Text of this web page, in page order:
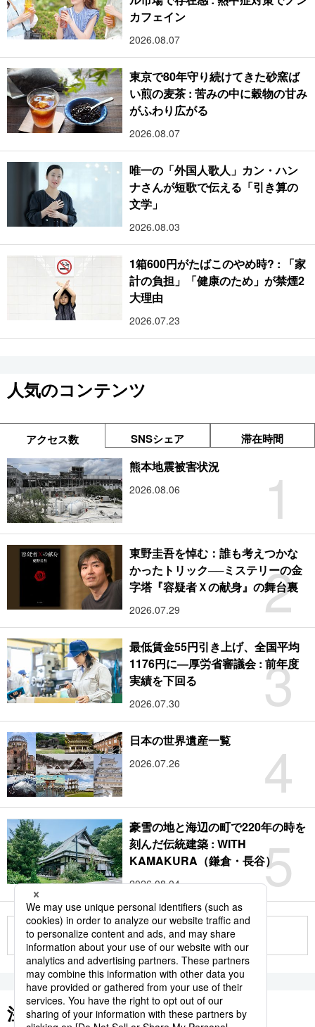
カフェイン
2026.08.07
東京で80年守り続けてきた砂窯ば
い煎の麦茶 : 苦みの中に穀物の甘み
がふわり広がる
2026.08.07
唯一の「外国人歌人」カン・ハン
ナさんが短歌で伝える「引き算の
文学」
2026.08.03
1箱600円がたばこのやめ時? : 「家
計の負担」「健康のため」が禁煙2
大理由
2026.07.23
人気のコンテンツ
アクセス数 SNSシェア 滞在時間
1
熊本地震被害状況
2026.08.06
2
東野圭吾を悼む：誰も考えつかな
かったトリック──ミステリーの金
字塔『容疑者Ｘの献身』の舞台裏
2026.07.29
3
最低賃金55円引き上げ、全国平均
1176円に―厚労省審議会 : 前年度
実績を下回る
2026.07.30
4
日本の世界遺産一覧
2026.07.26
5
豪雪の地と海辺の町で220年の時を
刻んだ伝統建築 : WITH
KAMAKURA（鎌倉・長谷）
2026.08.04
もっと見る
注目のキーワード